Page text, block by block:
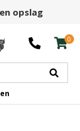
opslag
0